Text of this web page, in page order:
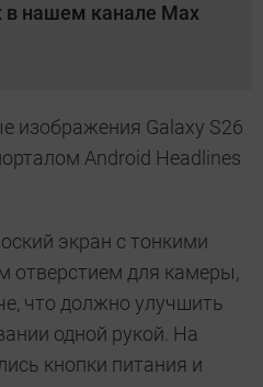
в нашем канале Max
изображения Galaxy S26
Android Headlines
экран с тонкими
отверстием для камеры,
что должно улучшить
одной рукой. На
кнопки питания и